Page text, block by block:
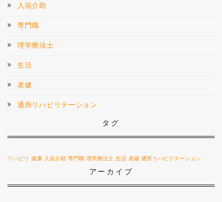
入浴介助
専門職
理学療法士
生活
老健
通所リハビリテーション
タグ
リハビリ 健康 入浴介助 専門職 理学療法士 生活 老健 通所リハビリテーション
アーカイブ